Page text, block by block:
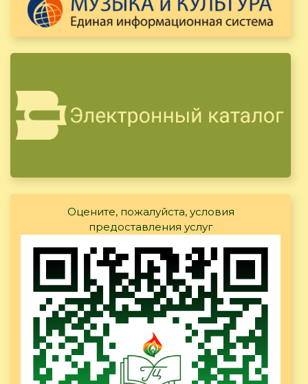
Оцените, пожалуйста, условия
предоставления услуг